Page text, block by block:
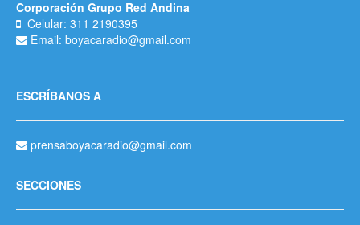
Corporación Grupo Red Andina
Celular: 311 2190395
Email: boyacaradio@gmail.com
ESCRÍBANOS A
prensaboyacaradio@gmail.com
SECCIONES